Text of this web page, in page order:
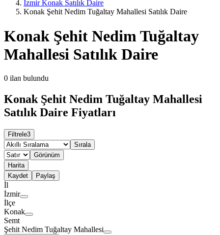
İzmir Konak Satılık Daire
Konak Şehit Nedim Tuğaltay Mahallesi Satılık Daire
Konak Şehit Nedim Tuğaltay
Mahallesi Satılık Daire
0 ilan bulundu
Konak Şehit Nedim Tuğaltay Mahallesi
Satılık Daire Fiyatları
Filtrele3
Sırala
Görünüm
Harita
Kaydet
Paylaş
İl
İzmir
İlçe
Konak
Semt
Şehit Nedim Tuğaltay Mahallesi